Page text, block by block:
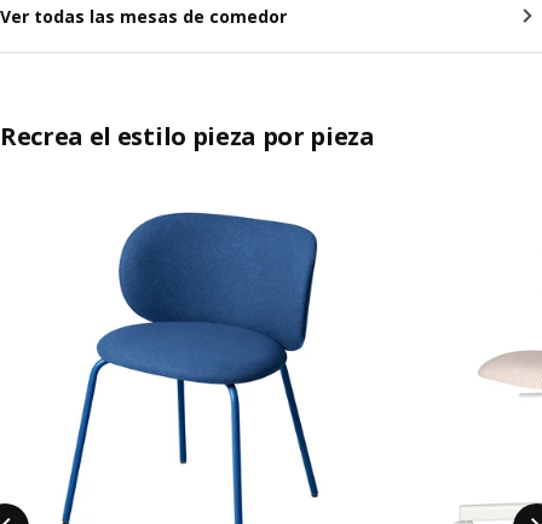
Ver todas las mesas de comedor
Recrea el estilo pieza por pieza